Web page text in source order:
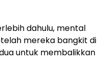
dahulu, mental
mereka bangkit di
untuk membalikkan